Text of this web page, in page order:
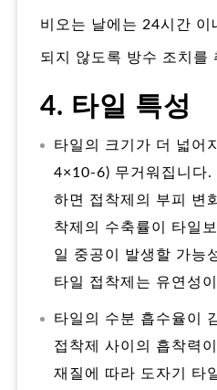
비오는 날에는 24시간 이
되지 않도록 방수 조치를
4. 타일 특성
타일의 크기가 더 넓어
4×10-6) 무거워집니다.
하면 접착제의 부피 변
착제의 수축률이 타일
일 중공이 발생할 가능
타일 접착제는 유연성
타일의 수분 흡수율이
접착제 사이의 흡착력
재질에 따라 도자기 타